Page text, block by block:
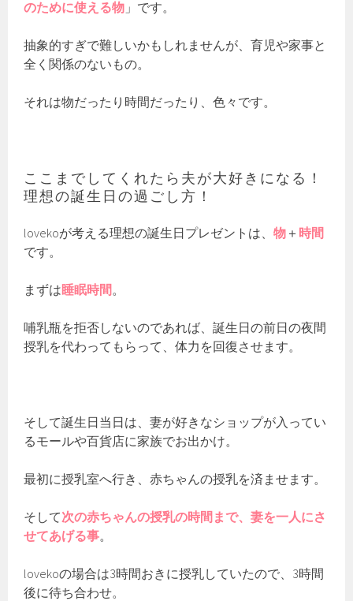
のために使える物 」です。
抽象的すぎで難しいかもしれませんが、育児や家事と
全く関係のないもの。
それは物だったり時間だったり、色々です。
ここまでしてくれたら夫が大好きになる！
理想の誕生日の過ごし方！
lovekoが考える理想の誕生日プレゼントは、物 ＋ 時間
です。
まずは睡眠時間。
哺乳瓶を拒否しないのであれば、誕生日の前日の夜間
授乳を代わってもらって、体力を回復させます。
そして誕生日当日は、妻が好きなショップが入ってい
るモールや百貨店に家族でお出かけ。
最初に授乳室へ行き、赤ちゃんの授乳を済ませます。
そして次の赤ちゃんの授乳の時間まで、妻を一人にさ
せてあげる事。
lovekoの場合は3時間おきに授乳していたので、3時間
後に待ち合わせ。